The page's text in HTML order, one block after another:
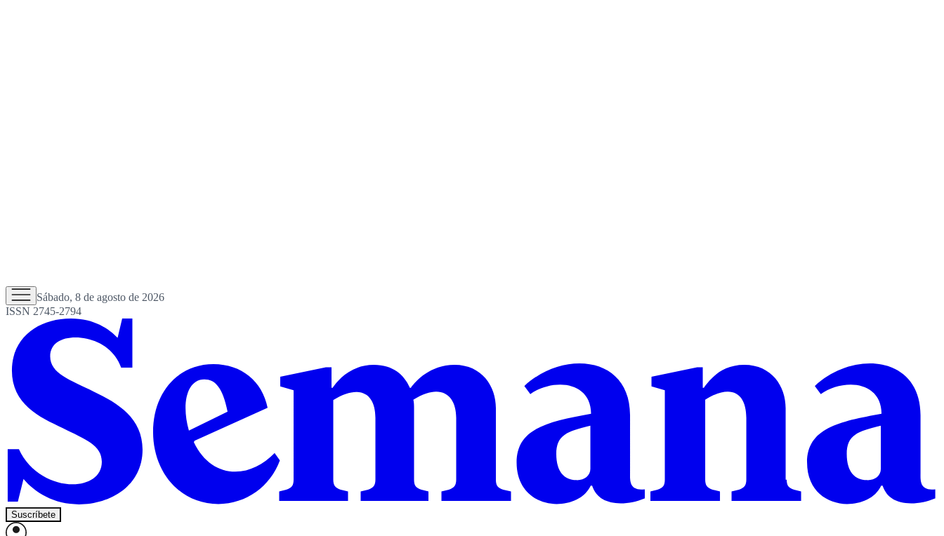
Sábado, 8 de agosto de 2026
ISSN 2745-2794
Suscríbete